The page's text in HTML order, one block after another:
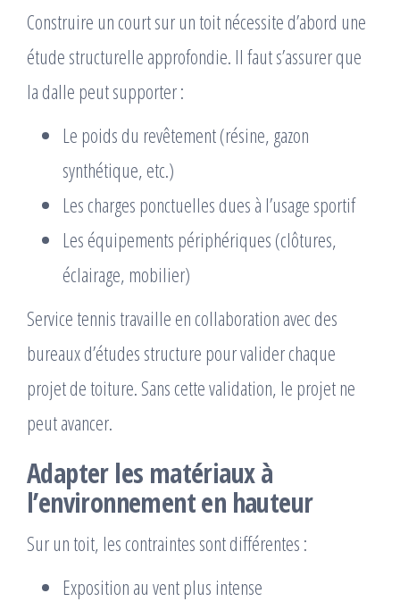
Construire un court sur un toit nécessite d’abord une
étude structurelle approfondie. Il faut s’assurer que
la dalle peut supporter :
Le poids du revêtement (résine, gazon
synthétique, etc.)
Les charges ponctuelles dues à l’usage sportif
Les équipements périphériques (clôtures,
éclairage, mobilier)
Service tennis travaille en collaboration avec des
bureaux d’études structure pour valider chaque
projet de toiture. Sans cette validation, le projet ne
peut avancer.
Adapter les matériaux à
l’environnement en hauteur
Sur un toit, les contraintes sont différentes :
Exposition au vent plus intense